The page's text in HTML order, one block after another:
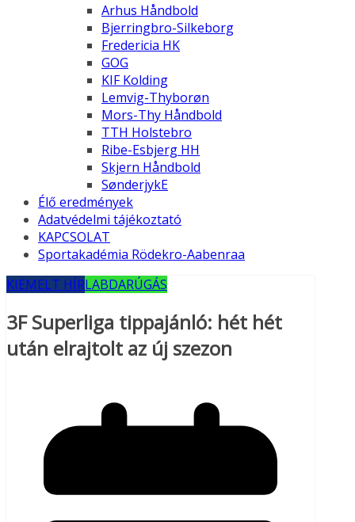
Arhus Håndbold
Bjerringbro-Silkeborg
Fredericia HK
GOG
KIF Kolding
Lemvig-Thyborøn
Mors-Thy Håndbold
TTH Holstebro
Ribe-Esbjerg HH
Skjern Håndbold
SønderjykE
Élő eredmények
Adatvédelmi tájékoztató
KAPCSOLAT
Sportakadémia Rödekro-Aabenraa
KIEMELT HÍRLABDARÚGÁS
3F Superliga tippajánló: hét hét
után elrajtolt az új szezon